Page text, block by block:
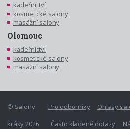
kadeřnictví
kosmetické salony
masážní salony
Olomouc
kadeřnictví
kosmetické salony
masážní salony
Pro odborníky Ohlasy
Často kladené dotazy
© Salony
krásy 2026